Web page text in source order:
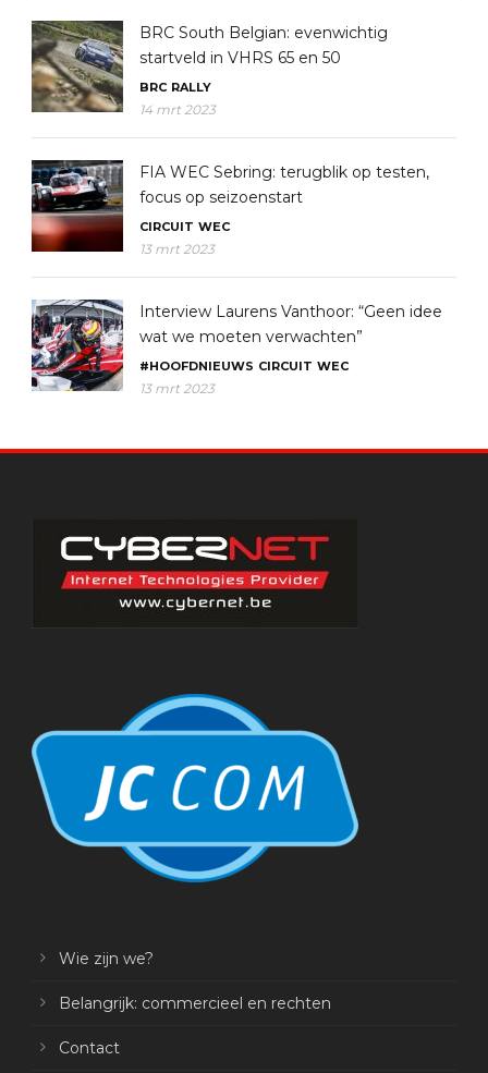
BRC South Belgian: evenwichtig
startveld in VHRS 65 en 50
BRC RALLY
14 mrt 2023
FIA WEC Sebring: terugblik op testen,
focus op seizoenstart
CIRCUIT WEC
13 mrt 2023
Interview Laurens Vanthoor: “Geen idee
wat we moeten verwachten”
#HOOFDNIEUWS CIRCUIT WEC
13 mrt 2023
Wie zijn we?
Belangrijk: commercieel en rechten
Contact